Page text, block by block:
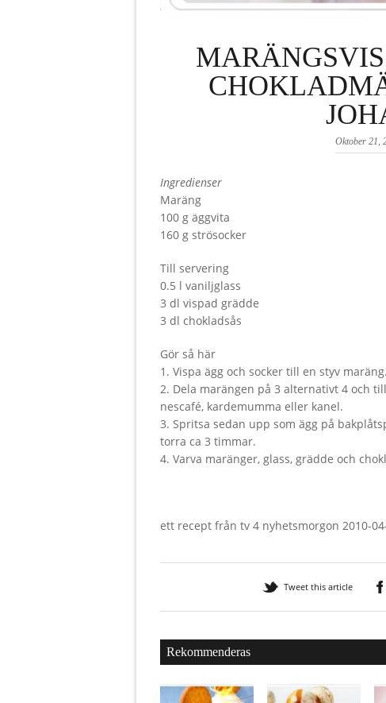
Oktober 21,
Ingredienser
Maräng
100 g äggvita
160 g strösocker
Till servering
0.5 l vaniljglass
3 dl vispad grädde
3 dl chokladsås
Gör så här
1. Vispa ägg och socker till en styv maräng.
2. Dela marängen på 3 alternativt 4 och
nescafé, kardemumma eller kanel.
3. Spritsa sedan upp som ägg på
torra ca 3 timmar.
4. Varva maränger, glass, grädde och
ett recept från tv 4 nyhetsmorgon 2010-
Tweet this article
Rekommenderas